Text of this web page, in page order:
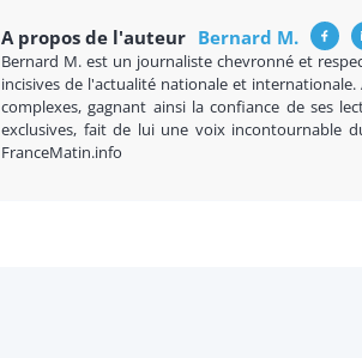
A propos de l'auteur Bernard M.
Bernard M. est un journaliste chevronné et
incisives de l'actualité nationale et
complexes, gagnant ainsi la confiance de ses
exclusives, fait de lui une voix incontournable
FranceMatin.info